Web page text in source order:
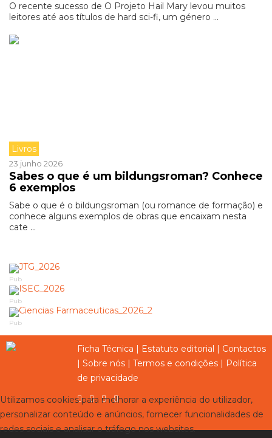
O recente sucesso de O Projeto Hail Mary levou muitos
leitores até aos títulos de hard sci-fi, um género ...
Livros
23 junho 2026
Sabes o que é um bildungsroman? Conhece
6 exemplos
Sabe o que é o bildungsroman (ou romance de formação) e
conhece alguns exemplos de obras que encaixam nesta
cate ...
Pub
Pub
Pub
Ficha Técnica | Estatuto editorial | Contactos
| Sobre nós | Termos e condições | Política
de privacidade
Utilizamos cookies para melhorar a experiência do utilizador,
personalizar conteúdo e anúncios, fornecer funcionalidades de
redes sociais e analisar o tráfego nos websites.